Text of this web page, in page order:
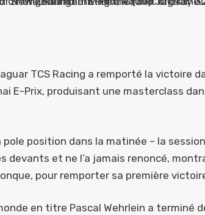
TCS Racing a remporté la victoire
E-Prix, produisant une masterclass
pole position dans la matinée – la
devants et ne l’a jamais renoncé,
pour remporter sa première
en titre Pascal Wehrlein a terminé